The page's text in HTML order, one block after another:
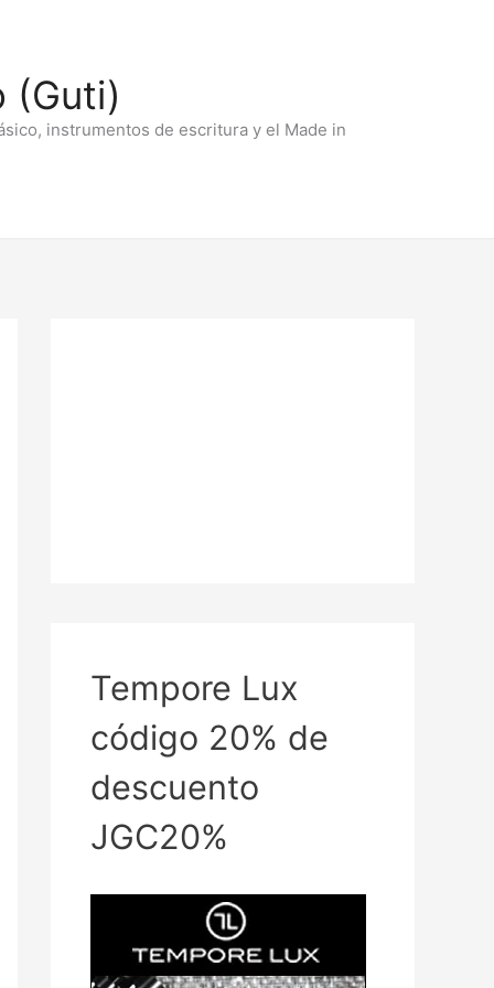
(Guti)
instrumentos de escritura y el Made in
Tempore Lux
código 20% de
descuento
JGC20%